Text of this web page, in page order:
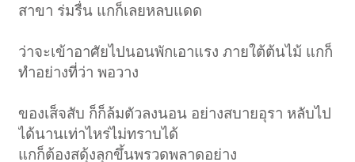
สาขา ร่มรื่น แกก็เลยหลบแดด
ว่าจะเข้าอาศัยไปนอนพักเอาแรง ภายใต้ต้นไม้ แกก็
ทำอย่างที่ว่า พอวาง
ของเส็จสับ ก็ก็ล้มตัวลงนอน อย่างสบายอุรา หลับไป
ได้นานเท่าไหร่ไม่ทราบได้
แกก็ต้องสดุ้งลุกขึ้นพรวดพลาดอย่าง